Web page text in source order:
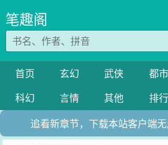
笔趣阁
首页 玄幻 武侠 都市
科幻
言情 其他 排行
追看新章节，下载本站客户端